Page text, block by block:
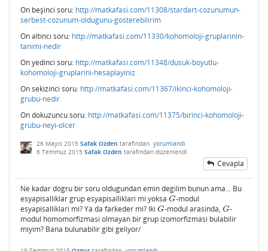
On beşinci soru: http://matkafasi.com/11308/stardart-cozunumun-
serbest-cozunum-oldugunu-gosterebilirim
On altıncı soru: http://matkafasi.com/11330/kohomoloji-gruplarinin-
tanimi-nedir
On yedinci soru: http://matkafasi.com/11348/dusuk-boyutlu-
kohomoloji-gruplarini-hesaplayiniz
On sekizinci soru: http://matkafasi.com/11367/ikinci-kohomoloji-
grubu-nedir
On dokuzuncu soru: http://matkafasi.com/11375/birinci-kohomoloji-
grubu-neyi-olcer
26 Mayıs 2015 Safak Ozden tarafından yorumlandı
6 Temmuz 2015 Safak Ozden tarafından düzenlendi
Cevapla
Ne kadar dogru bir soru oldugundan emin degilim bunun ama... Bu
esyapisalliklar grup esyapisalliklari mi yoksa G
G-modul
esyapisalliklari mi? Ya da farkeder mi? Iki G
G-modul arasinda,G
G-
modul homomorfizmasi olmayan bir grup izomorfizmasi bulabilir
miyim? Bana bulunabilir gibi geliyor/